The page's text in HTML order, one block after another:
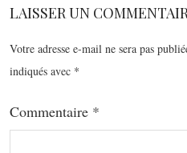
LAISSER UN
Votre adresse e-mail ne sera pas
indiqués avec *
Commentaire *